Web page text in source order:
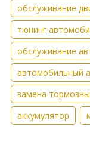
обслуживание
тюнинг
обслуживание
автомобильный
замена
аккумулятор